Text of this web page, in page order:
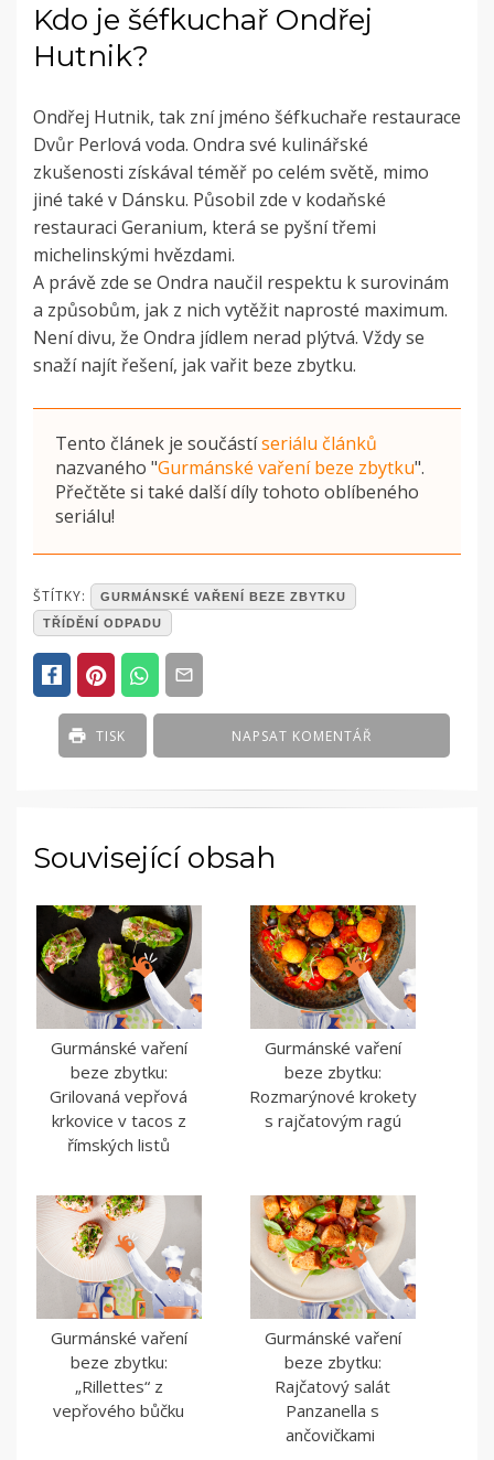
Kdo je šéfkuchař Ondřej
Hutnik?
Ondřej Hutnik, tak zní jméno šéfkuchaře restaurace
Dvůr Perlová voda. Ondra své kulinářské
zkušenosti získával téměř po celém světě, mimo
jiné také v Dánsku. Působil zde v kodaňské
restauraci Geranium, která se pyšní třemi
michelinskými hvězdami.
A právě zde se Ondra naučil respektu k surovinám
a způsobům, jak z nich vytěžit naprosté maximum.
Není divu, že Ondra jídlem nerad plýtvá. Vždy se
snaží najít řešení, jak vařit beze zbytku.
Tento článek je součástíseriálu článků
nazvaného "Gurmánské vaření beze zbytku".
Přečtěte si také další díly tohoto oblíbeného
seriálu!
POSTED
IN
ČLÁNKY
ŠTÍTKY:
GURMÁNSKÉ VAŘENÍ BEZE ZBYTKU
TŘÍDĚNÍ ODPADU
NAPSAT KOMENTÁŘ
TISK
Související obsah
Gurmánské vaření
beze zbytku:
Grilovaná vepřová
krkovice v tacos z
římských listů
Gurmánské vaření
beze zbytku:
Rozmarýnové krokety
s rajčatovým ragú
Gurmánské vaření
beze zbytku:
„Rillettes“ z
vepřového bůčku
Gurmánské vaření
beze zbytku:
Rajčatový salát
Panzanella s
ančovičkami